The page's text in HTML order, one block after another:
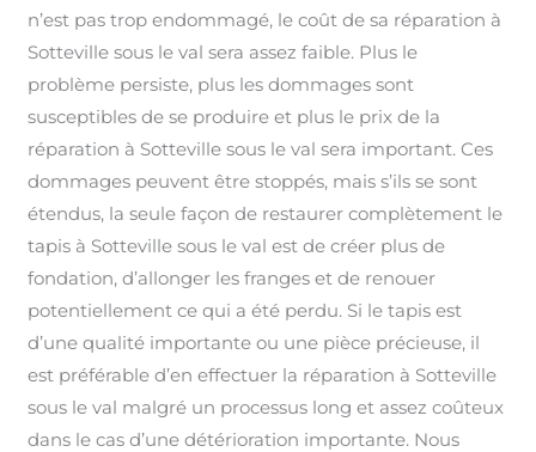
n’est pas trop endommagé, le coût de sa réparation à
Sotteville sous le val sera assez faible. Plus le
problème persiste, plus les dommages sont
susceptibles de se produire et plus le prix de la
réparation à Sotteville sous le val sera important. Ces
dommages peuvent être stoppés, mais s’ils se sont
étendus, la seule façon de restaurer complètement le
tapis à Sotteville sous le val est de créer plus de
fondation, d’allonger les franges et de renouer
potentiellement ce qui a été perdu. Si le tapis est
d’une qualité importante ou une pièce précieuse, il
est préférable d’en effectuer la réparation à Sotteville
sous le val malgré un processus long et assez coûteux
dans le cas d’une détérioration importante. Nous